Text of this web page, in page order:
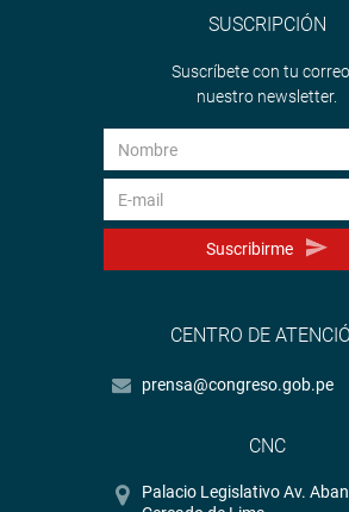
SUSCRIPCIÓN
Suscríbete con tu
nuestro newsletter.
Suscribirme
CENTRO DE
prensa@congreso.gob.pe
CNC
Palacio Legislativo Av.